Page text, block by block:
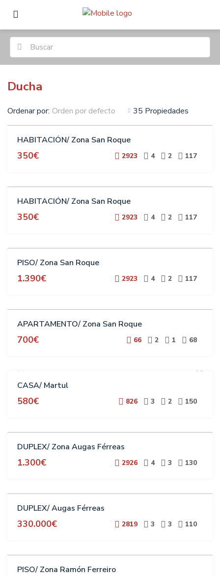
Ducha
35 Propiedades
Ordenar por: Orden por defecto
ESTUDIANTES
HABITACIÓN/ Zona San Roque
350€ 2923 4 2 117
ESTUDIANTES
HABITACIÓN/ Zona San Roque
350€ 2923 4 2 117
ESTUDIANTES
PISO/ Zona San Roque
1.390€ 2923 4 2 117
APARTAMENTO/ Zona San Roque
700€ 66 2 1 68
CASA/ Martul
580€ 826 3 2 150
DUPLEX/ Zona Augas Férreas
1.300€ 2926 4 3 130
DUPLEX/ Augas Férreas
330.000€ 2819 3 3 110
PISO/ Zona Ramón Ferreiro